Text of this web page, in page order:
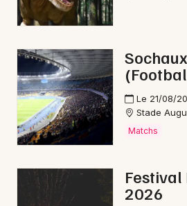
Ateliers en Franche-Comté
Ateliers en Bourgogne-
Newsletter des sorties
Artistes en tournée
Actus à Morteau
Le 21/08/
Stade
Matchs
2026